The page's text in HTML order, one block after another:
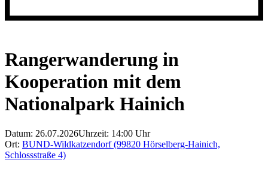
Rangerwanderung in
Kooperation mit dem
Nationalpark Hainich
Datum: 26.07.2026Uhrzeit: 14:00 Uhr
Ort: BUND-Wildkatzendorf (99820 Hörselberg-Hainich,
Schlossstraße 4)